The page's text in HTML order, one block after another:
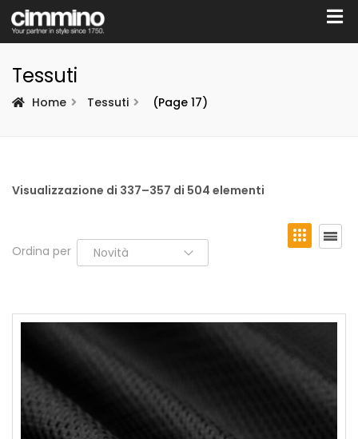
Tessuti
Home Tessuti (Page 17)
Visualizzazione di 337–357 di 504 elementi
Ordina per